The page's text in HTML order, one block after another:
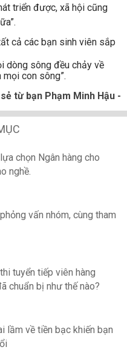
triển được, xã hội cũng
cả các bạn sinh viên sắp
dòng sông đều chảy về
con sông”.
từ bạn Phạm Minh Hậu -
chọn Ngân hàng cho
nghề.
vấn nhóm, cùng tham
tuyển tiếp viên hàng
chuẩn bị như thế nào?
lầm về tiền bạc khiến bạn